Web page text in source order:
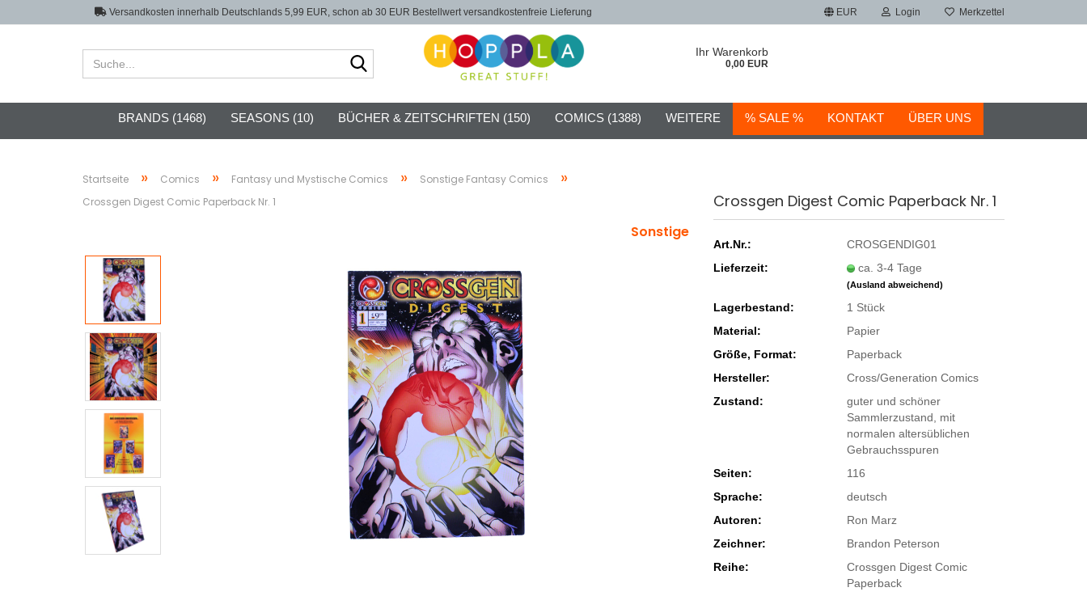
Versandkosten innerhalb Deutschlands 5,99 EUR, schon ab 30 EUR Bestellwert versandkostenfreie Lieferung EUR Login Merkzettel
Ihr Warenkorb
0,00 EUR
BRANDS (1468) SEASONS (10) BÜCHER & ZEITSCHRIFTEN (150) COMICS (1388) % SALE % KONTAKT ÜBER UNS
WEITERE
Startseite » Comics » Fantasy und Mystische Comics » Sonstige Fantasy Comics »
Crossgen Digest Comic Paperback Nr. 1
Sonstige
Crossgen Digest Comic Paperback Nr. 1
Art.Nr.:
CROSGENDIG01
Lieferzeit:
ca. 3-4 Tage
(Ausland abweichend)
Lagerbestand: 1 Stück
Material:
Papier
Größe, Format:
Paperback
Hersteller:
Cross/Generation Comics
Zustand:
guter und schöner
Sammlerzustand, mit
normalen altersüblichen
Gebrauchsspuren
Seiten:
116
Sprache:
deutsch
Autoren:
Ron Marz
Zeichner:
Brandon Peterson
Reihe:
Crossgen Digest Comic
Paperback